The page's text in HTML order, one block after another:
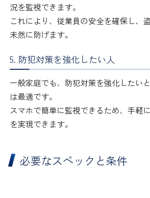
況を監視できます。
これにより、従業員の安全を確保し、
未然に防げます。
5. 防犯対策を強化したい人
一般家庭でも、防犯対策を強化したい
は最適です。
スマホで簡単に監視できるため、手軽
を実現できます。
必要なスペックと条件